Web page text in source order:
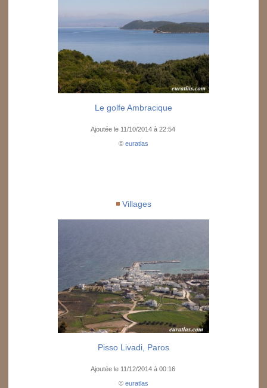
Le golfe Ambracique
Ajoutée le 11/10/2014 à 22:54
© euratlas
Villages
Pisso Livadi, Paros
Ajoutée le 11/12/2014 à 00:16
© euratlas